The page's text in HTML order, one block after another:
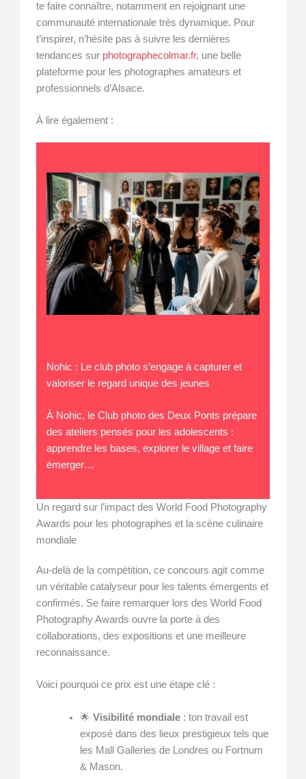
te faire connaître, notamment en rejoignant une
communauté internationale très dynamique. Pour
t’inspirer, n’hésite pas à suivre les dernières
tendances sur photographecolmar.fr, une belle
plateforme pour les photographes amateurs et
professionnels d’Alsace.
À lire également :
Nohic : Le club photo s’engage à capturer et
valoriser le regard unique des jeunes
À Nohic, le Club photo des Deux Ponts prépare
des ateliers pensés pour les adolescents :
apprendre les bases, explorer le village et faire
émerger…
Un regard sur l’impact des World Food Photography
Awards pour les photographes et la scène culinaire
mondiale
Au-delà de la compétition, ce concours agit comme
un véritable catalyseur pour les talents émergents et
confirmés. Se faire remarquer lors des World Food
Photography Awards ouvre la porte à des
collaborations, des expositions et une meilleure
reconnaissance.
Voici pourquoi ce prix est une étape clé :
🌟 Visibilité mondiale: ton travail est
exposé dans des lieux prestigieux tels que
les Mall Galleries de Londres ou Fortnum
& Mason.